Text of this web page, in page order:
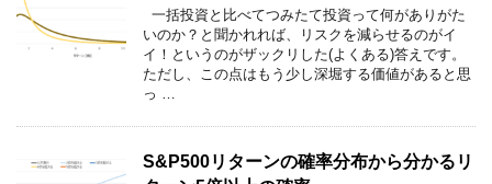
一括投資と比べてつみたて投資って何がありがた
いのか？と聞かれれば、リスクを減らせるのがイ
イ！というのがザックリした(よくある)答えです。
ただし、この点はもう少し深堀する価値があると思
っ …
S&P500リターンの確率分布から分かるリ